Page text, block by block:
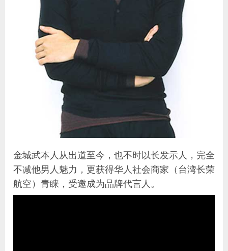
金城武本人从出道至今，也不时以长发示人，完全
不减他男人魅力，更获得华人社会商家（台湾长荣
航空）青睐，受邀成为品牌代言人。